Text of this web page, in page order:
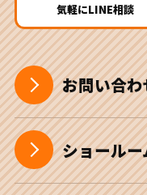
気軽にLINE相談
お問い合
ショール